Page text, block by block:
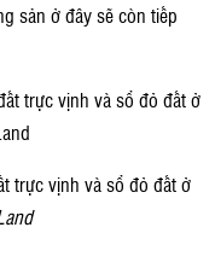
sản ở đây sẽ còn tiếp
trực vịnh và sổ đỏ đất ở